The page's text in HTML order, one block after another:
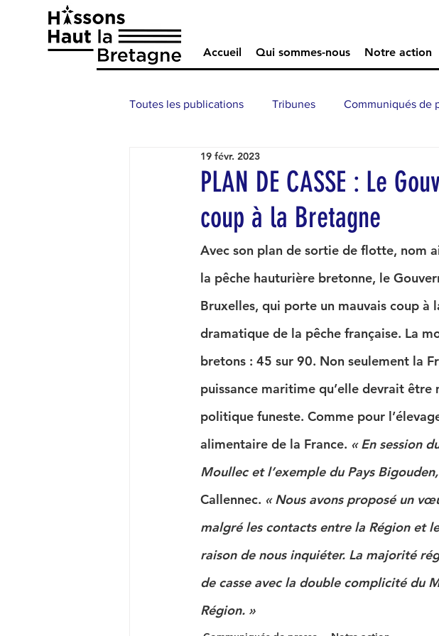
Accueil Qui sommes-nous Notre action
Toutes les publications Tribunes Communiqués de
PLAN DE CASSE : Le
coup à la Bretagne
19 févr. 2023
Avec son plan de sortie de flotte, nom
la pêche hauturière bretonne, le
Bruxelles, qui porte un mauvais coup
dramatique de la pêche française. La
bretons : 45 sur 90. Non seulement la
puissance maritime qu’elle devrait
politique funeste. Comme pour
alimentaire de la France. « En session
Moullec et l’exemple du Pays
Callennec. « Nous avons proposé un
malgré les contacts entre la Région et
raison de nous inquiéter. La majorité
de casse avec la double complicité du
Région. »